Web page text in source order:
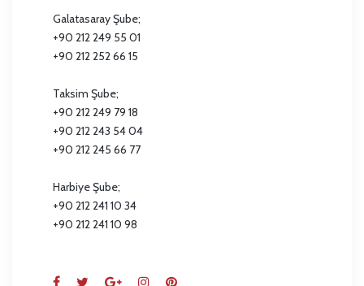
Galatasaray Şube;
+90 212 249 55 01
+90 212 252 66 15
Taksim Şube;
+90 212 249 79 18
+90 212 243 54 04
+90 212 245 66 77
Harbiye Şube;
+90 212 241 10 34
+90 212 241 10 98